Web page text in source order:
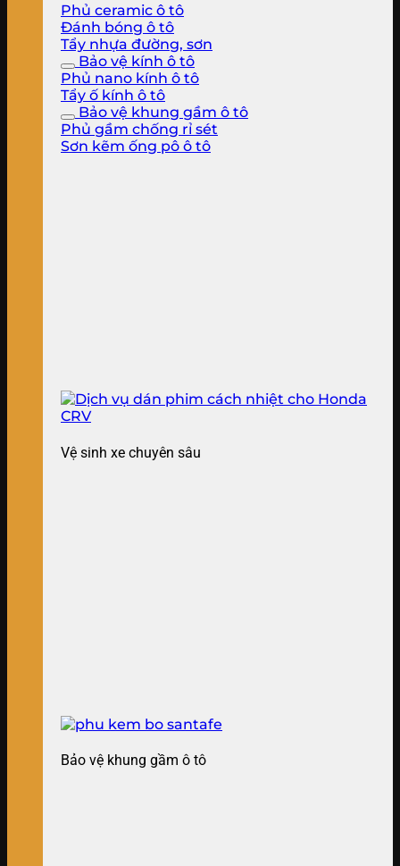
Phủ ceramic ô tô
Đánh bóng ô tô
Tẩy nhựa đường, sơn
Bảo vệ kính ô tô
Phủ nano kính ô tô
Tẩy ố kính ô tô
Bảo vệ khung gầm ô tô
Phủ gầm chống rỉ sét
Sơn kẽm ống pô ô tô
Vệ sinh xe chuyên sâu
Bảo vệ khung gầm ô tô